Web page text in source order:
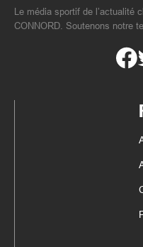
Le média sportif de l’actualité
CONNORD. Soutenons notre